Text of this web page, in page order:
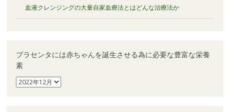
血液クレンジングの大量自家血療法とはどんな治療法か
プラセンタには赤ちゃんを誕生させる為に必要な豊富な栄養
素
プ
ラ